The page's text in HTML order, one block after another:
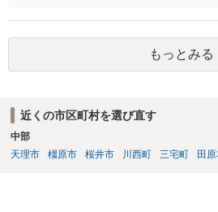
もっとみる
近くの市区町村を選び直す
中部
天理市
橿原市 桜井市 川西町 三宅町 田